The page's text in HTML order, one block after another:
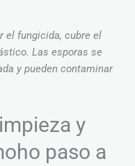
el fungicida, cubre el
Las esporas se
y pueden contaminar
y
paso a